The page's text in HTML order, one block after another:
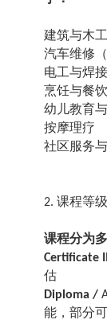
建筑与木
汽车维修
电工与焊接
烹饪与餐
幼儿教育
按摩理疗
社区服务
2. 课程等级
课程分为
Certificate
估
Diploma /
能，部分